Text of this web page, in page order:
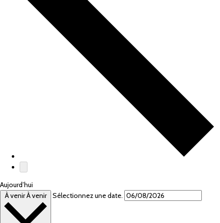
Aujourd’hui
À venirÀ venir Sélectionnez une date.